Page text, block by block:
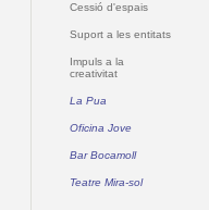
Cessió d'espais
Suport a les entitats
Impuls a la
creativitat
La Pua
Oficina Jove
Bar Bocamoll
Teatre Mira-sol